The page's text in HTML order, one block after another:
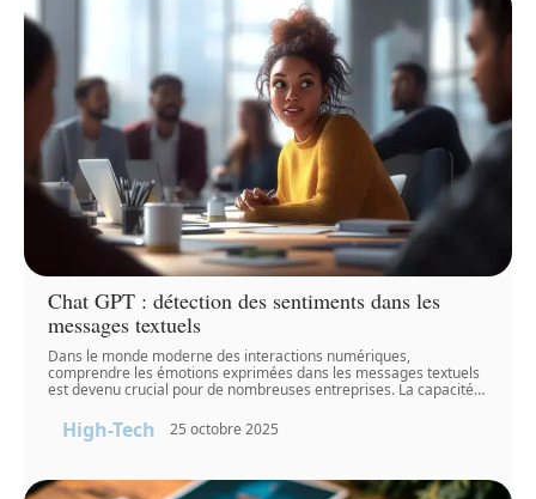
Chat GPT : détection des sentiments dans les
messages textuels
Dans le monde moderne des interactions numériques,
comprendre les émotions exprimées dans les messages textuels
est devenu crucial pour de nombreuses entreprises. La capacité…
High-Tech 25 octobre 2025